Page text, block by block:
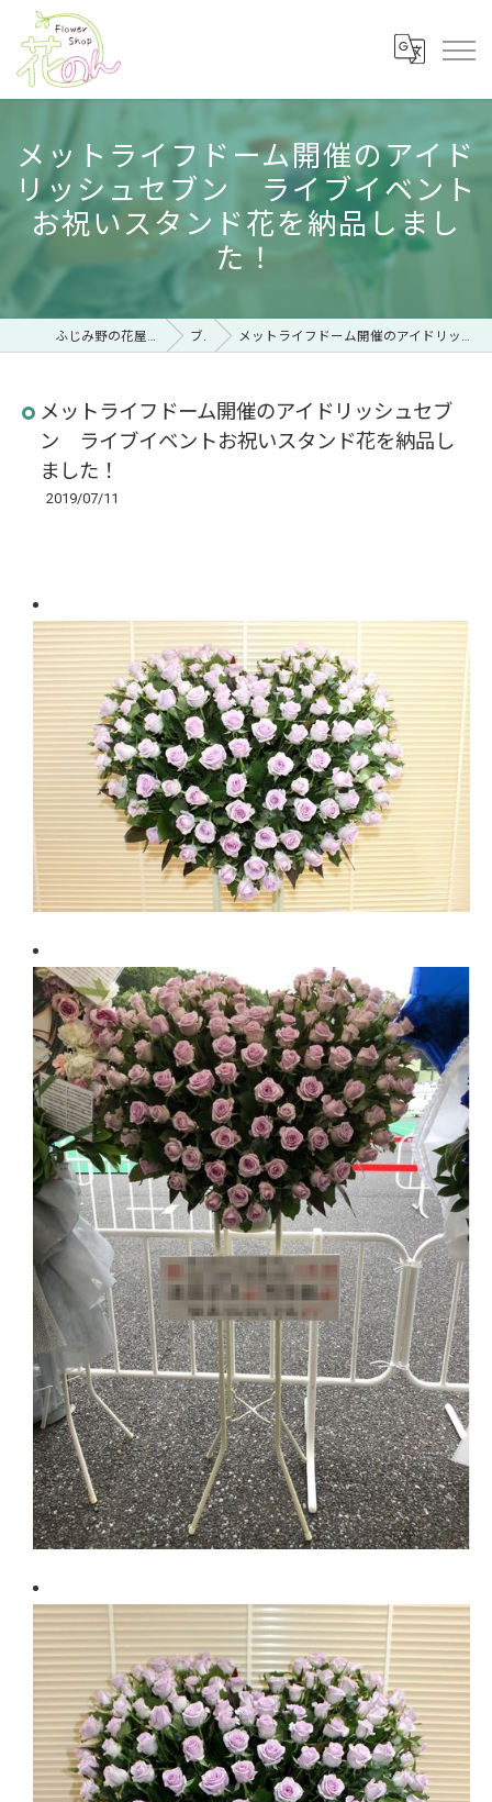
メットライフドーム開催のアイド
リッシュセブン ライブイベント
お祝いスタンド花を納品しまし
た！
ふじみ野の花屋ならフラワーショップ 花のん ブログ メットライフドーム開催のアイドリッシュセブン ライブイベントお祝いスタンド花を納品しました！
メットライフドーム開催のアイドリッシュセブ
ン ライブイベントお祝いスタンド花を納品し
ました！
2019/07/11